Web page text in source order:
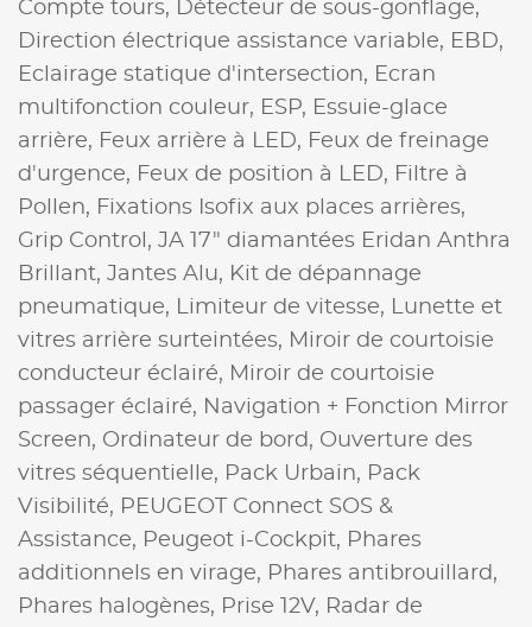
Compte tours,
Détecteur de sous-gonflage,
Direction électrique assistance variable, EBD,
Eclairage statique d'intersection, Ecran
multifonction couleur, ESP, Essuie-glace
arrière, Feux arrière à LED, Feux de freinage
d'urgence, Feux de position à LED, Filtre à
Pollen, Fixations Isofix aux places arrières,
Grip Control, JA 17" diamantées Eridan Anthra
Brillant, Jantes Alu, Kit de dépannage
pneumatique,
Limiteur de vitesse,
Lunette et
vitres arrière surteintées, Miroir de courtoisie
conducteur éclairé, Miroir de courtoisie
passager éclairé, Navigation + Fonction Mirror
Screen, Ordinateur de bord, Ouverture des
vitres séquentielle, Pack Urbain, Pack
Visibilité, PEUGEOT Connect SOS &
Assistance, Peugeot i-Cockpit, Phares
additionnels en virage, Phares antibrouillard,
Phares halogènes, Prise 12V, Radar de